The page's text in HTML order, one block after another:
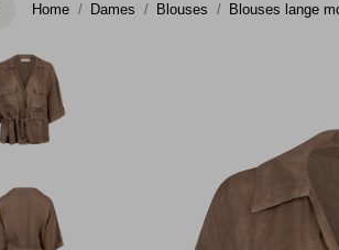
Home Dames Blouses Blouses lange